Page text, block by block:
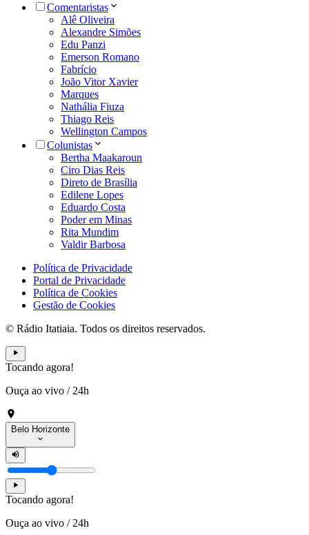
Comentaristas
Alê Oliveira
Alexandre Simões
Edu Panzi
Emerson Romano
Fabrício
João Vitor Xavier
Marques
Nathália Fiuza
Thiago Reis
Wellington Campos
Colunistas
Bertha Maakaroun
Ciro Dias Reis
Direto de Brasília
Edilene Lopes
Eduardo Costa
Poder em Minas
Rita Mundim
Valdir Barbosa
Política de Privacidade
Portal de Privacidade
Política de Cookies
Gestão de Cookies
© Rádio Itatiaia. Todos os direitos reservados.
Tocando agora!
Ouça ao vivo / 24h
Belo Horizonte
Tocando agora!
Ouça ao vivo / 24h